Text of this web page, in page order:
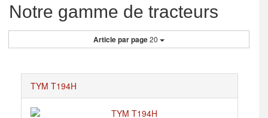
Notre gamme de tracteurs
Article par page20
TYM T194H